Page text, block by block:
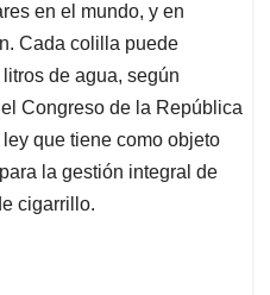
en el mundo, y en
Cada colilla puede
de agua, según
Congreso de la República
que tiene como objeto
la gestión integral de
cigarrillo.